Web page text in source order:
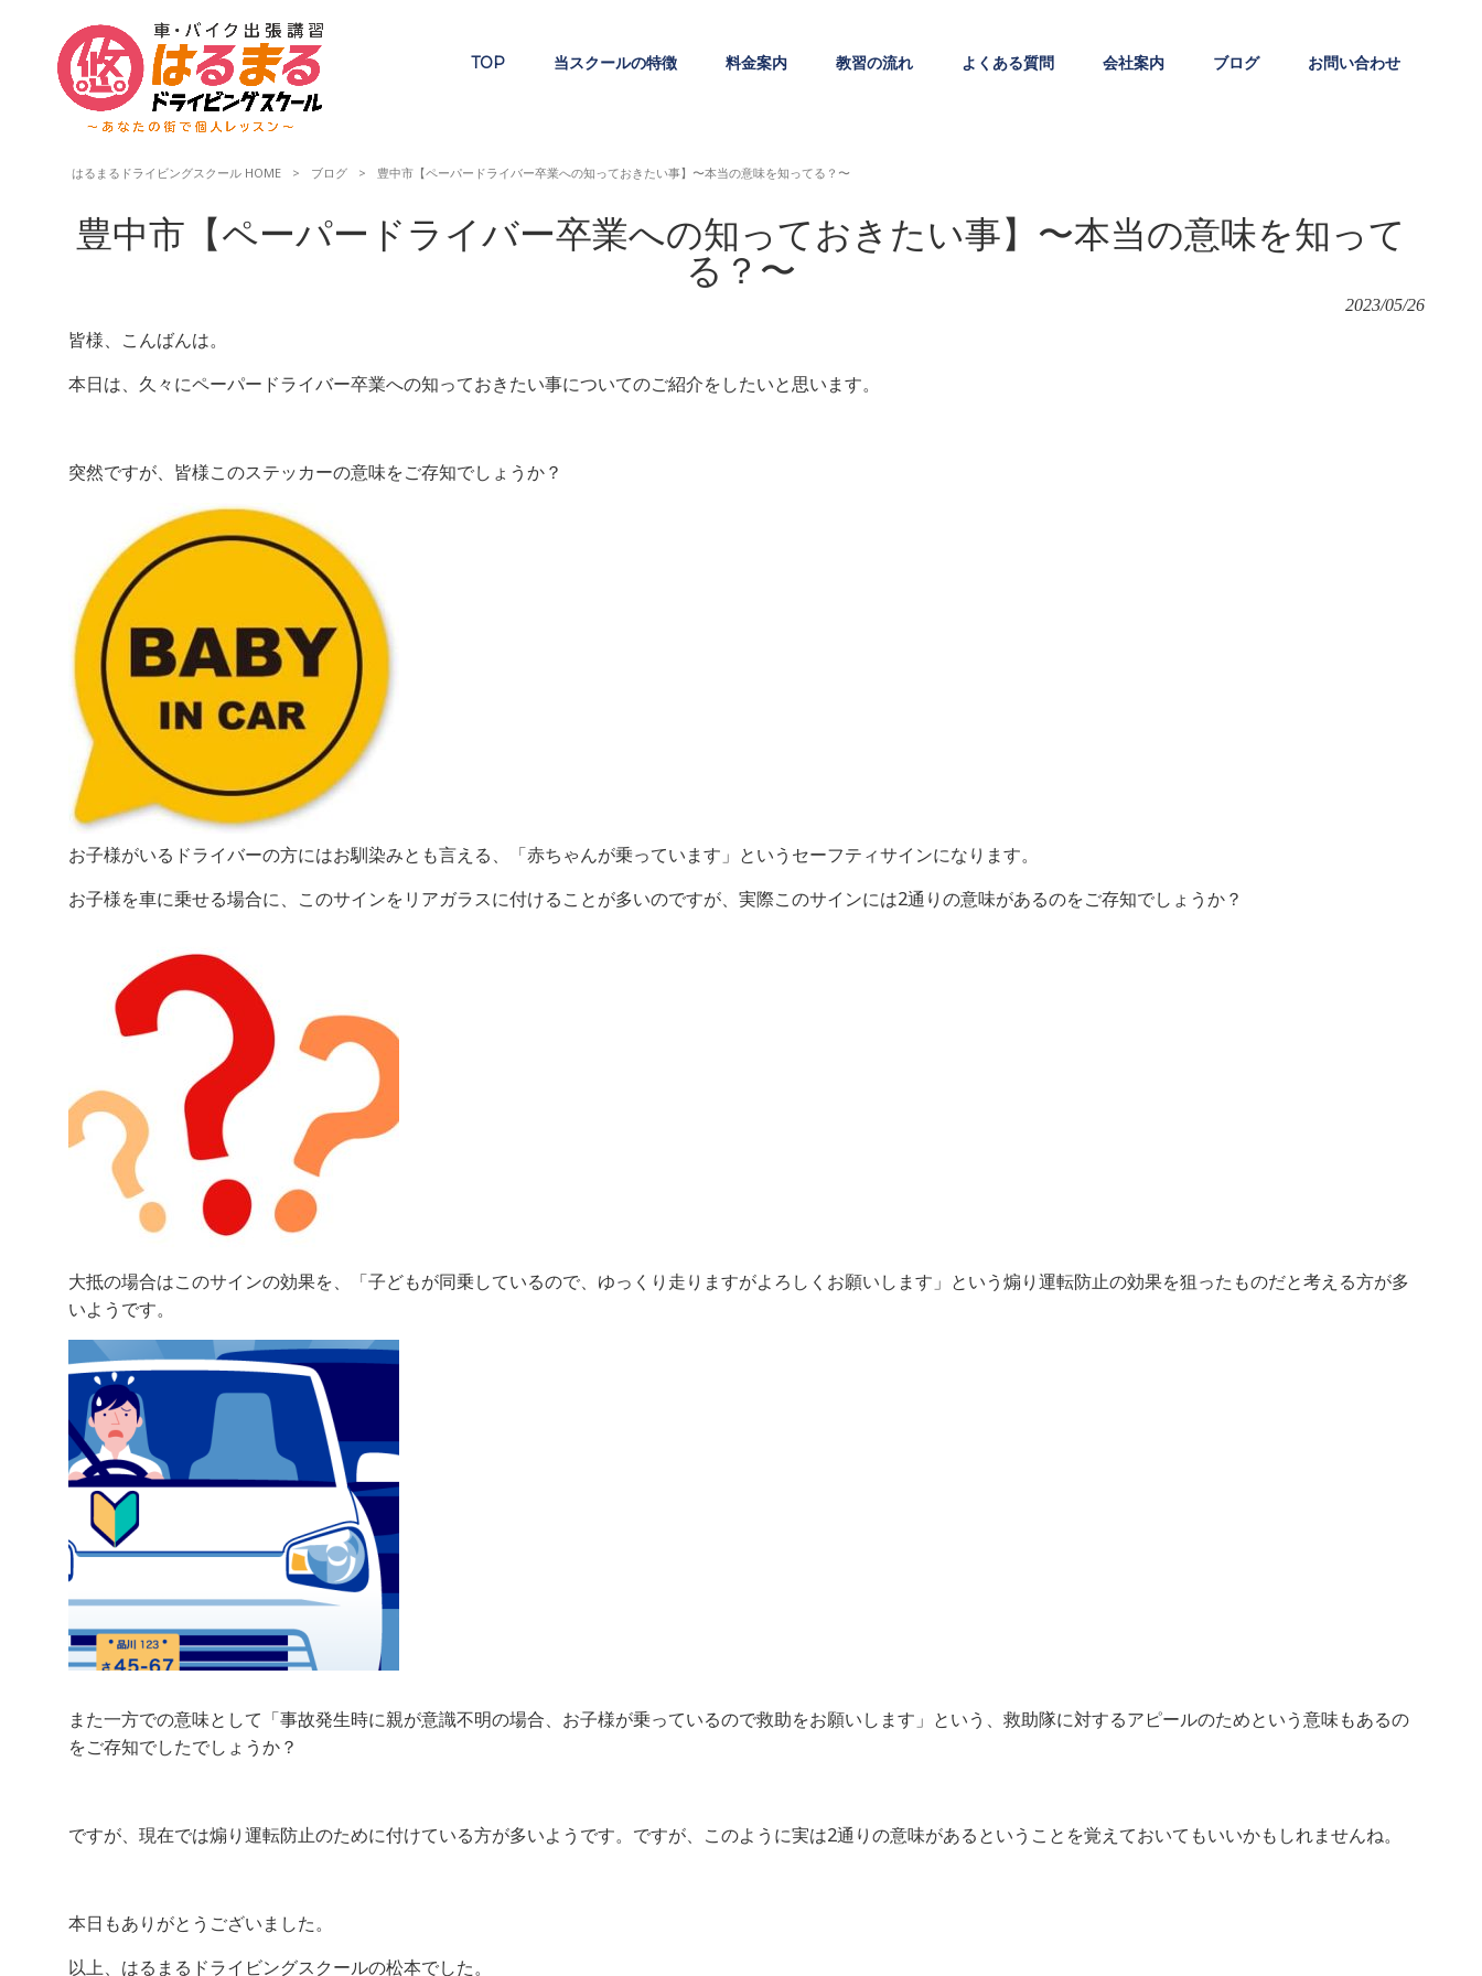
TOP 当スクールの特徴 料金案内 教習の流れ よくある質問 会社案内 ブログ お問い合わせ
はるまるドライビングスクール HOME > ブログ > 豊中市【ペーパードライバー卒業への知っておきたい事】〜本当の意味を知ってる？〜
豊中市【ペーパードライバー卒業への知っておきたい事】〜本当の意味を知って
る？〜
2023/05/26
皆様、こんばんは。
本日は、久々にペーパードライバー卒業への知っておきたい事についてのご紹介をしたいと思います。
突然ですが、皆様このステッカーの意味をご存知でしょうか？
お子様がいるドライバーの方にはお馴染みとも言える、「赤ちゃんが乗っています」というセーフティサインになります。
お子様を車に乗せる場合に、このサインをリアガラスに付けることが多いのですが、実際このサインには2通りの意味があるのをご存知でしょうか？
大抵の場合はこのサインの効果を、「子どもが同乗しているので、ゆっくり走りますがよろしくお願いします」という煽り運転防止の効果を狙ったものだと考える方が多
いようです。
また一方での意味として「事故発生時に親が意識不明の場合、お子様が乗っているので救助をお願いします」という、救助隊に対するアピールのためという意味もあるの
をご存知でしたでしょうか？
ですが、現在では煽り運転防止のために付けている方が多いようです。ですが、このように実は2通りの意味があるということを覚えておいてもいいかもしれませんね。
本日もありがとうございました。
以上、はるまるドライビングスクールの松本でした。